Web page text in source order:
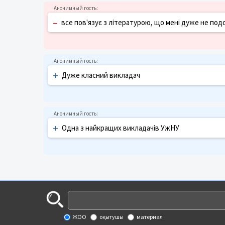
– все пов'язує з літературою, що мені дуже не
+ Дуже класний викладач
+ Одна з найкращих викладачів УжНУ
ЖОО оқытушы материал